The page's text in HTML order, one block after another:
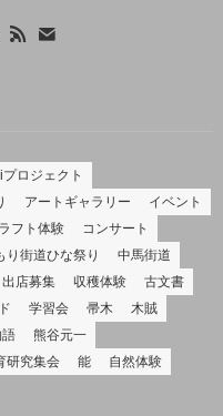
ロジェクト
アートギャラリー
イベント
フト体験
コンサート
り街道ひな祭り
中馬街道
出店募集 収穫体験
古文書
学習会 帚木
木賊
熊谷元一
研究集会 能
自然体験